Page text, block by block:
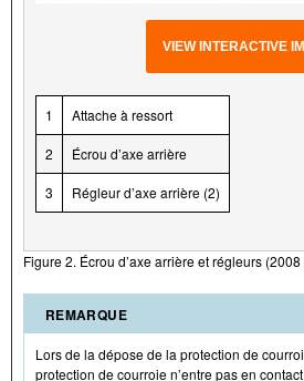
VIEW INTERACTIVE
1 Attache à ressort
2 Écrou d’axe arrière
3 Régleur d’axe arrière (2)
Figure 2. Écrou d’axe arrière et régleurs
REMARQUE
Lors de la dépose de la protection de
protection de courroie n’entre pas en